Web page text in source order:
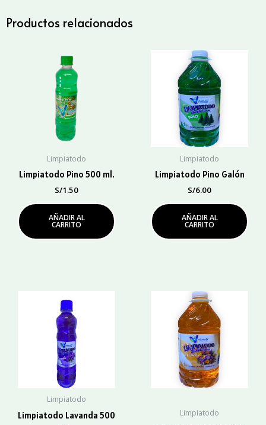
Productos relacionados
Limpiatodo
Limpiatodo Pino 500 ml.
S/1.50
AÑADIR AL
CARRITO
Limpiatodo
Limpiatodo Pino Galón
S/6.00
AÑADIR AL
CARRITO
Limpiatodo
Limpiatodo Lavanda 500
Limpiatodo